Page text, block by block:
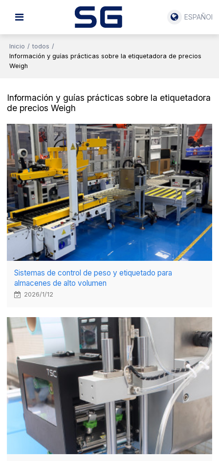
ESPAÑOL
Inicio / todos /
Información y guías prácticas sobre la etiquetadora de precios
Weigh
Información y guías prácticas sobre la etiquetadora
de precios Weigh
Sistemas de control de peso y etiquetado para
almacenes de alto volumen
2026/1/12